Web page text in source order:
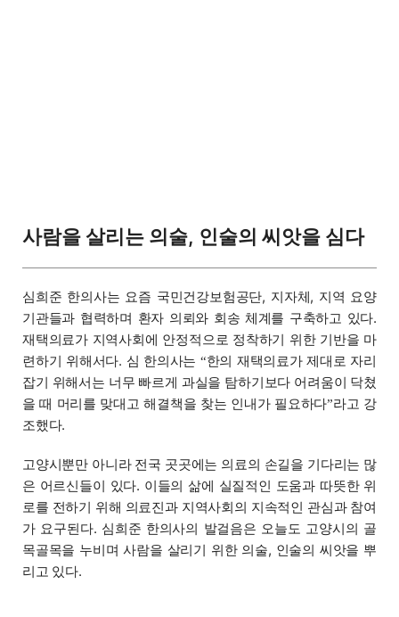
사람을 살리는 의술, 인술의 씨앗을 심다
심희준 한의사는 요즘 국민건강보험공단, 지자체, 지역 요양
기관들과 협력하며 환자 의뢰와 회송 체계를 구축하고 있다.
재택의료가 지역사회에 안정적으로 정착하기 위한 기반을 마
련하기 위해서다. 심 한의사는 “한의 재택의료가 제대로 자리
잡기 위해서는 너무 빠르게 과실을 탐하기보다 어려움이 닥쳤
을 때 머리를 맞대고 해결책을 찾는 인내가 필요하다”라고 강
조했다.
고양시뿐만 아니라 전국 곳곳에는 의료의 손길을 기다리는 많
은 어르신들이 있다. 이들의 삶에 실질적인 도움과 따뜻한 위
로를 전하기 위해 의료진과 지역사회의 지속적인 관심과 참여
가 요구된다. 심희준 한의사의 발걸음은 오늘도 고양시의 골
목골목을 누비며 사람을 살리기 위한 의술, 인술의 씨앗을 뿌
리고 있다.